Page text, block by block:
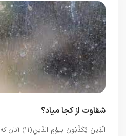
شقاوت از کجا میاد؟
الَّذِينَ يُكَذِّبُونَ